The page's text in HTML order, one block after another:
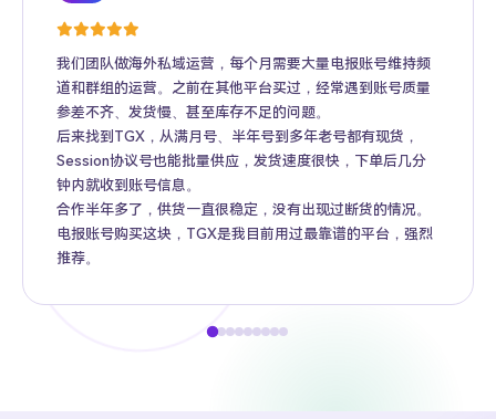
我们团队做海外私域运营，每个月需要大量电报账号维持频
道和群组的运营。之前在其他平台买过，经常遇到账号质量
参差不齐、发货慢、甚至库存不足的问题。
后来找到TGX，从满月号、半年号到多年老号都有现货，
Session协议号也能批量供应，发货速度很快，下单后几分
钟内就收到账号信息。
合作半年多了，供货一直很稳定，没有出现过断货的情况。
电报账号购买这块，TGX是我目前用过最靠谱的平台，强烈
推荐。